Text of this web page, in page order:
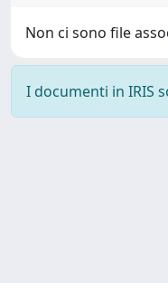
Non ci sono file
I documenti in IRIS